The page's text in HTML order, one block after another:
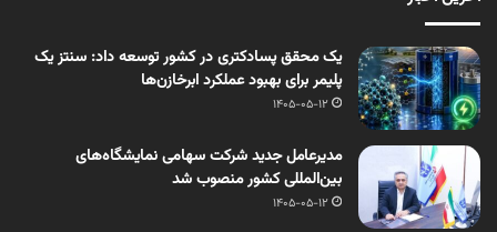
یک محقق پسادکتری در کشور توسعه داد: سنتز یک
پلیمر برای بهبود عملکرد ابرخازن‌ها
1405-05-12
مدیرعامل جدید شرکت سهامی نمایشگاه‌های
بین‌المللی کشور منصوب شد
1405-05-12